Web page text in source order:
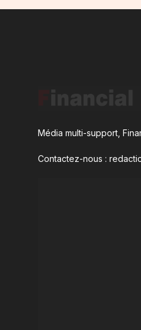
Média multi-support,
Contactez-nous :